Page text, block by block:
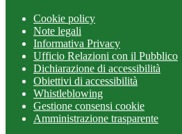
Cookie policy
Note legali
Informativa Privacy
Ufficio Relazioni con il Pubblico
Dichiarazione di accessibilità
Obiettivi di accessibilità
Whistleblowing
Gestione consensi cookie
Amministrazione trasparente